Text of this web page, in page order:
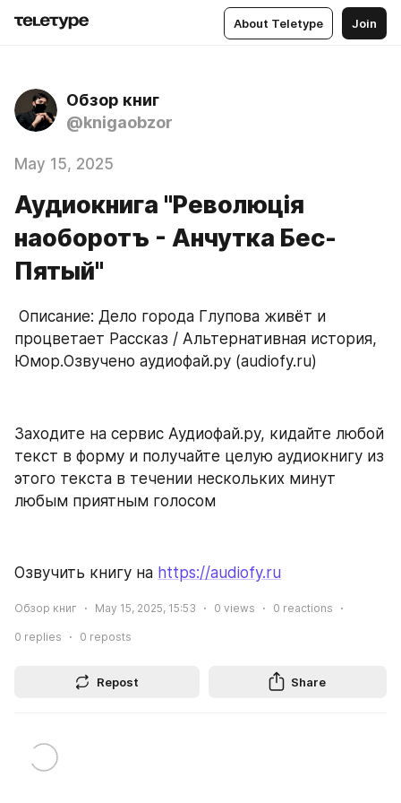
About Teletype Join
Обзор книг
@knigaobzor
May 15, 2025
Аудиокнига "Революція
наоборотъ - Анчутка Бес-
Пятый"
процветает Рассказ / Альтернативная история,
Юмор.Озвучено аудиофай.ру (audiofy.ru)
Заходите на сервис Аудиофай.ру, кидайте любой
текст в форму и получайте целую аудиокнигу из
этого текста в течении нескольких минут
любым приятным голосом
Озвучить книгу на https://audiofy.ru
Обзор книг May 15, 2025, 15:53 0 views 0 reactions
0 replies 0 reposts
Repost Share